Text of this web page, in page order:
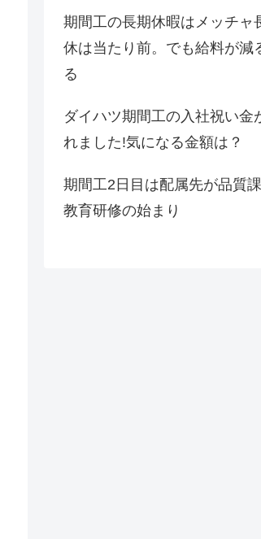
期間工の長期休暇はメッチャ
休は当たり前。でも給料が減
る
ダイハツ期間工の入社祝い金
れました!気になる金額は？
期間工2日目は配属先が品質
教育研修の始まり